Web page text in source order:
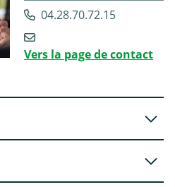
04.28.70.72.15
Vers la page de contact